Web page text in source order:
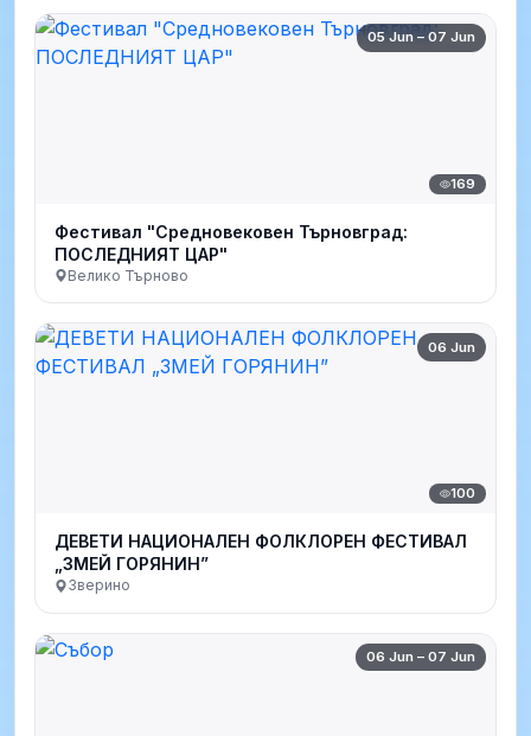
05 Jun – 07 Jun
169
Фестивал "Средновековен Търновград:
ПОСЛЕДНИЯТ ЦАР"
Велико Търново
06 Jun
100
ДЕВЕТИ НАЦИОНАЛЕН ФОЛКЛОРЕН ФЕСТИВАЛ
„ЗМЕЙ ГОРЯНИН”
Зверино
06 Jun – 07 Jun